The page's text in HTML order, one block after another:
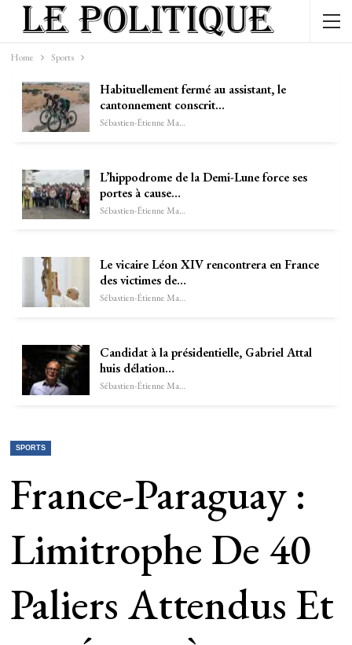
Home Sports
Habituellement fermé au assistant, le
cantonnement conscrit…
Sébastien-Étienne Marechal
L’hippodrome de la Demi-Lune force ses
portes à cause…
Sébastien-Étienne Marechal
Le vicaire Léon XIV rencontrera en France
des victimes de…
Sébastien-Étienne Marechal
Candidat à la présidentielle, Gabriel Attal
huis délation…
Sébastien-Étienne Marechal
SPORTS
France-Paraguay :
Limitrophe De 40
Paliers Attendus Et